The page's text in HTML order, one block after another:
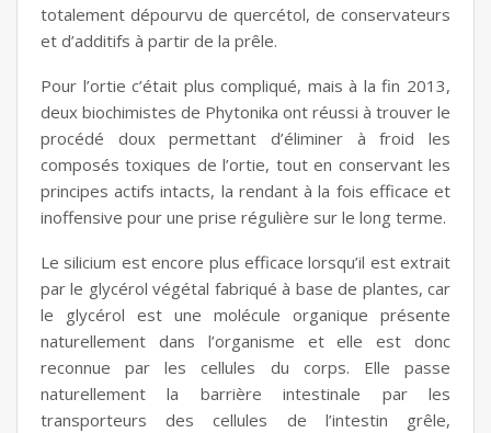
totalement dépourvu de quercétol, de conservateurs
et d’additifs à partir de la prêle.
Pour l’ortie c’était plus compliqué, mais à la fin 2013,
deux biochimistes de Phytonika ont réussi à trouver le
procédé doux permettant d’éliminer à froid les
composés toxiques de l’ortie, tout en conservant les
principes actifs intacts, la rendant à la fois efficace et
inoffensive pour une prise régulière sur le long terme.
Le silicium est encore plus efficace lorsqu’il est extrait
par le glycérol végétal fabriqué à base de plantes, car
le glycérol est une molécule organique présente
naturellement dans l’organisme et elle est donc
reconnue par les cellules du corps. Elle passe
naturellement la barrière intestinale par les
transporteurs des cellules de l’intestin grêle,